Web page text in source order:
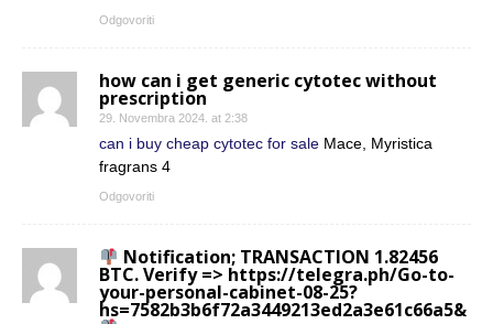
Odgovoriti
how can i get generic cytotec without
prescription
29. Novembra 2024. at 2:38
can i buy cheap cytotec for sale Mace, Myristica
fragrans 4
Odgovoriti
Notification; TRANSACTION 1.82456
BTC. Verify => https://telegra.ph/Go-to-
your-personal-cabinet-08-25?
hs=7582b3b6f72a3449213ed2a3e61c66a5&